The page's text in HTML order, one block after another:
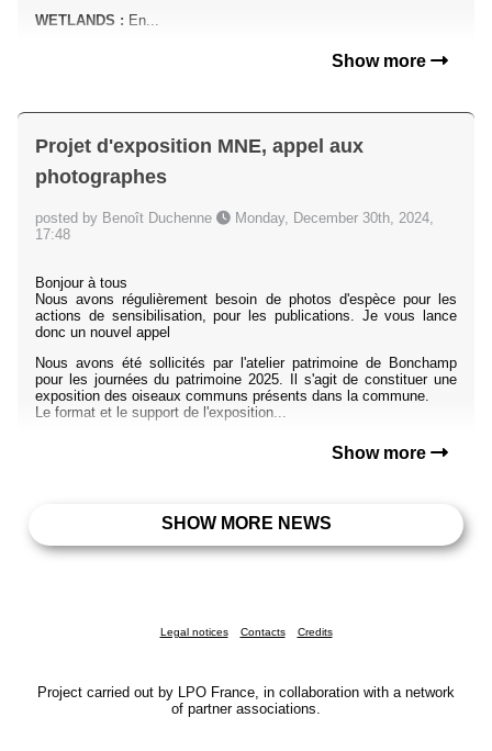
WETLANDS : En...
Show more
Projet d'exposition MNE, appel aux
photographes
posted by Benoît Duchenne
Monday, December 30th, 2024,
17:48
Bonjour à tous
Nous avons régulièrement besoin de photos d'espèce pour les
actions de sensibilisation, pour les publications. Je vous lance
donc un nouvel appel
Nous avons été sollicités par l'atelier patrimoine de Bonchamp
pour les journées du patrimoine 2025. Il s'agit de constituer une
exposition des oiseaux communs présents dans la commune.
Le format et le support de l'exposition...
Show more
SHOW MORE NEWS
Legal notices Contacts Credits
Project carried out by LPO France, in collaboration with a network
of partner associations.